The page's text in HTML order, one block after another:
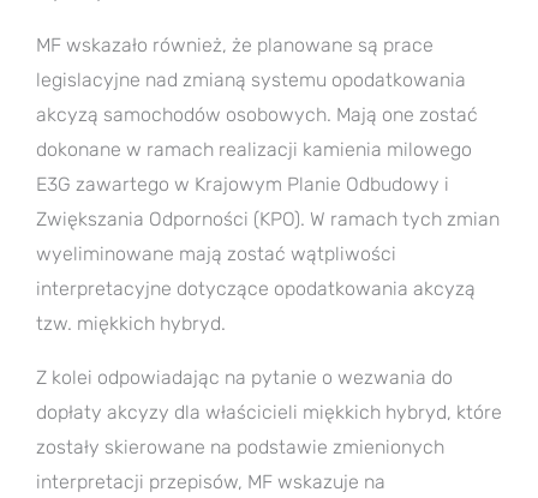
MF wskazało również, że planowane są prace
legislacyjne nad zmianą systemu opodatkowania
akcyzą samochodów osobowych. Mają one zostać
dokonane w ramach realizacji kamienia milowego
E3G zawartego w Krajowym Planie Odbudowy i
Zwiększania Odporności (KPO). W ramach tych zmian
wyeliminowane mają zostać wątpliwości
interpretacyjne dotyczące opodatkowania akcyzą
tzw. miękkich hybryd.
Z kolei odpowiadając na pytanie o wezwania do
dopłaty akcyzy dla właścicieli miękkich hybryd, które
zostały skierowane na podstawie zmienionych
interpretacji przepisów, MF wskazuje na